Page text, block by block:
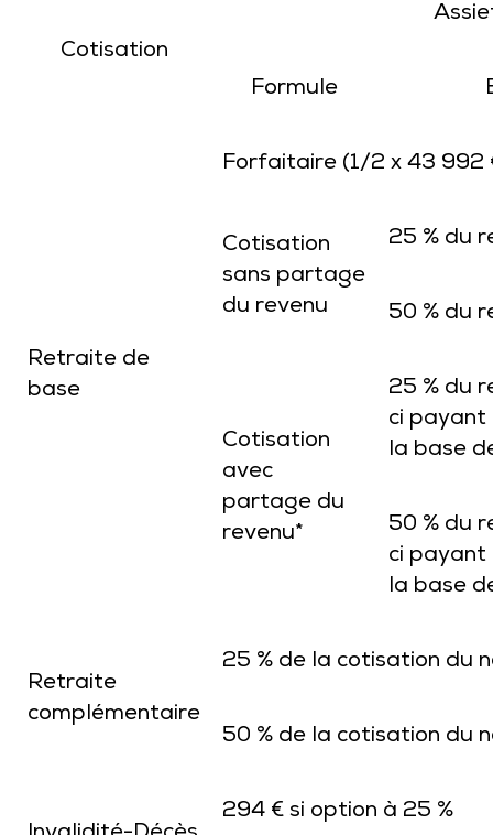
Cotisation
Formule
Retraite de
base
Forfaitaire (1/2 x 43 992
Cotisation
sans partage
du revenu
25 % du
50 % du
Cotisation
avec
partage du
revenu*
25 % du
ci payant
la base
50 % du
ci payant
la base
Retraite
complémentaire
25 % de la cotisation du
50 % de la cotisation du
294 € si option à 25 %